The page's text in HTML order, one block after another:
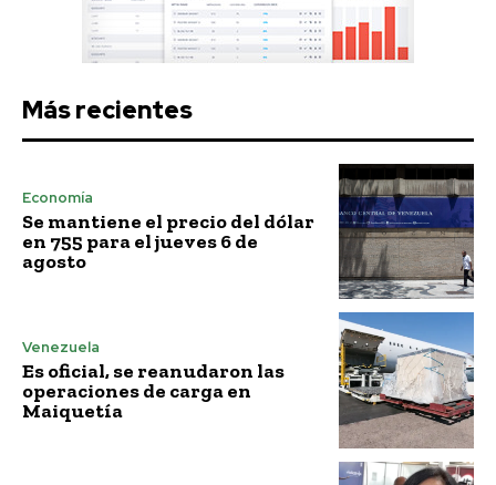
Más recientes
Economía
Se mantiene el precio del dólar
en 755 para el jueves 6 de
agosto
Venezuela
Es oficial, se reanudaron las
operaciones de carga en
Maiquetía